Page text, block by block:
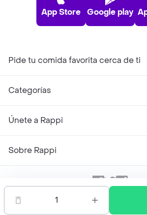
1
App Store Google play
Pide tu comida favorita cerca de ti
Categorías
Únete a Rappi
Sobre Rappi
Facebook
Twitter
2026 Rappi Inc. All rights